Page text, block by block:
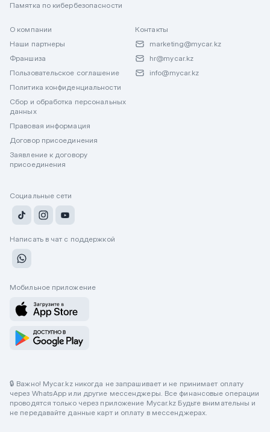
Памятка по кибербезопасности
О компании
Наши партнеры
Франшиза
Пользовательское соглашение
Политика конфиденциальности
Сбор и обработка персональных
данных
Правовая информация
Договор присоединения
Заявление к договору
присоединения
Контакты
marketing@mycar.kz
hr@mycar.kz
info@mycar.kz
Социальные сети
Написать в чат с поддержкой
Мобильное приложение
🔒 Важно! Mycar.kz никогда не запрашивает и не принимает оплату
через WhatsApp или другие мессенджеры. Все финансовые операции
проводятся только через приложение Mycar.kz Будьте внимательны и
не передавайте данные карт и оплату в мессенджерах.